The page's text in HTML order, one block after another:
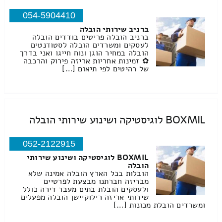
054-5904410
ברניב שירותי הובלה
ברניב הובלה פריטים בודדים הובלה
לעסקים ומשרדים הובלה לסטודנטים
הובלה במחיר הוגן ונוח חייגו ואני בדרך
✿ זמינות אחריות אריזה פירוק והרכבה
של רהיטים לפי תיאום […]
BOXMIL לוגיסטיקה ושינוע שירותי הובלה
052-2122915
BOXMIL לוגיסטיקה ושינוע שירותי
הובלה
הובלות בכל הארץ הובלה אמינה שלא
מבריזה חברתנו מבצעת לפרטיים
ולעסקים הובלת בתים מעבר דירה כולל
שירותי אריזה רילוקיישן הובלה מפעלים
ומשרדים הובלת מכונות […]